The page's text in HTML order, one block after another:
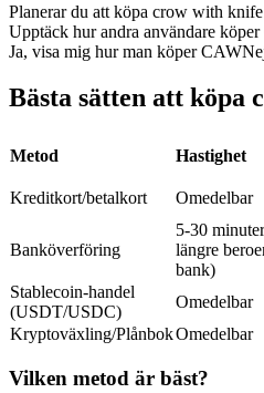
Futures med USDC som
Kopiera Trading
Gå med de bästa handlarna
Planerar du att köpa crow with
Upptäck hur andra användare
Ja, visa mig hur man köper CAW
Bästa sätten att köpa
Metod Hastighet
Kreditkort/betalkort Omedelbar
Banköverföring
5-30
längre
bank)
Stablecoin-handel
(USDT/USDC)
Omedelbar
Kryptoväxling/PlånbokOmedelbar
Vilken metod är bäst?